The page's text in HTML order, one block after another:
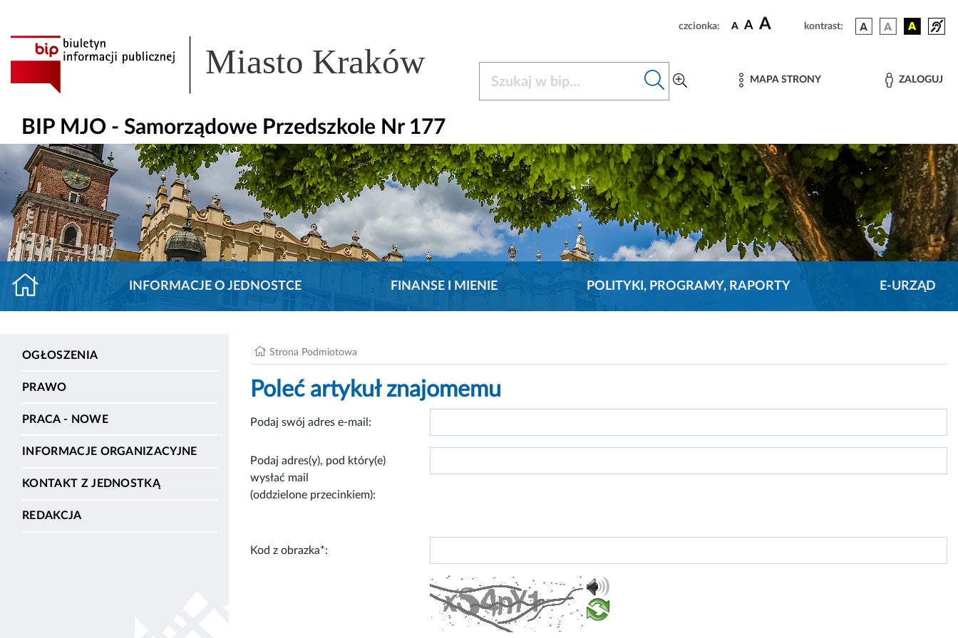
czcionka: A A A kontrast:
Miasto Kraków MAPA STRONY ZALOGUJ
BIP MJO - Samorządowe Przedszkole Nr 177
INFORMACJE O JEDNOSTCE FINANSE I MIENIE POLITYKI, PROGRAMY, RAPORTY E-URZĄD
OGŁOSZENIA
PRAWO
PRACA - NOWE
INFORMACJE ORGANIZACYJNE
KONTAKT Z JEDNOSTKĄ
REDAKCJA
Strona Podmiotowa
Poleć artykuł znajomemu
Podaj swój adres e-mail:
Podaj adres(y), pod który(e)
wysłać mail
(oddzielone przecinkiem):
Kod z obrazka*: